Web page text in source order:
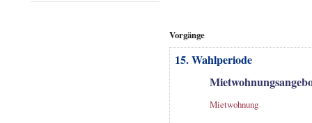
Vorgänge
15. Wahlperiode
Mietwohnung